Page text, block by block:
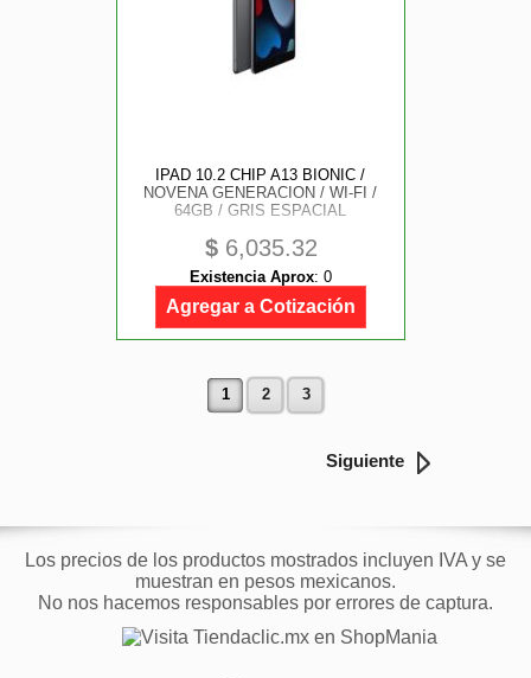
IPAD 10.2 CHIP A13 BIONIC /
NOVENA GENERACION / WI-FI /
64GB / GRIS ESPACIAL
$6,035.32
Existencia Aprox: 0
Agregar a Cotización
1 2 3
Siguiente
Los precios de los productos mostrados incluyen IVA y se
muestran en pesos mexicanos.
No nos hacemos responsables por errores de captura.